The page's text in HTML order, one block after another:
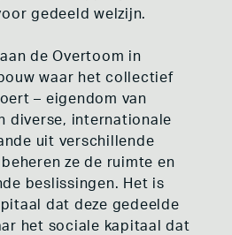
gedeeld welzijn.
de Overtoom in
waar het collectief
– eigendom van
diverse, internationale
uit verschillende
ze de ruimte en
beslissingen. Het is
dat deze gedeelde
het sociale kapitaal dat